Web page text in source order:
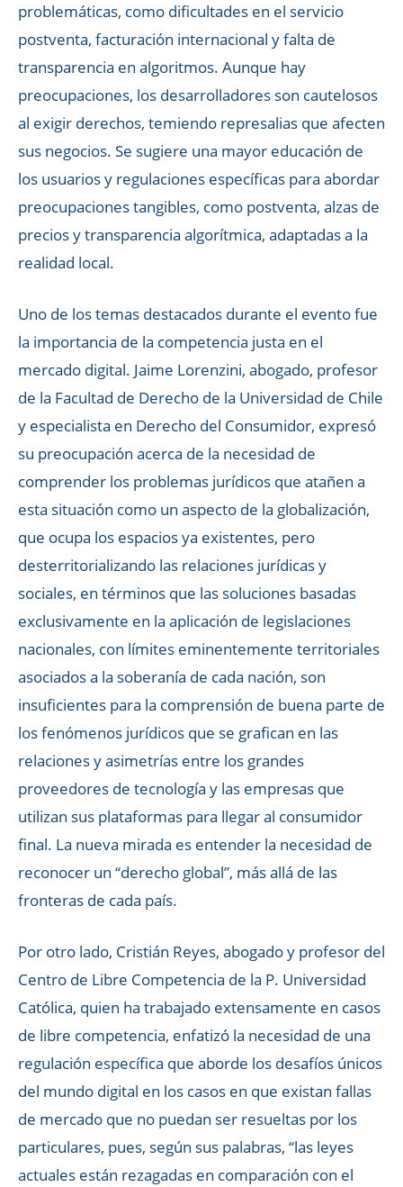
problemáticas, como dificultades en el servicio
postventa, facturación internacional y falta de
transparencia en algoritmos. Aunque hay
preocupaciones, los desarrolladores son cautelosos
al exigir derechos, temiendo represalias que afecten
sus negocios. Se sugiere una mayor educación de
los usuarios y regulaciones específicas para abordar
preocupaciones tangibles, como postventa, alzas de
precios y transparencia algorítmica, adaptadas a la
realidad local.
Uno de los temas destacados durante el evento fue
la importancia de la competencia justa en el
mercado digital. Jaime Lorenzini, abogado, profesor
de la Facultad de Derecho de la Universidad de Chile
y especialista en Derecho del Consumidor, expresó
su preocupación acerca de la necesidad de
comprender los problemas jurídicos que atañen a
esta situación como un aspecto de la globalización,
que ocupa los espacios ya existentes, pero
desterritorializando las relaciones jurídicas y
sociales, en términos que las soluciones basadas
exclusivamente en la aplicación de legislaciones
nacionales, con límites eminentemente territoriales
asociados a la soberanía de cada nación, son
insuficientes para la comprensión de buena parte de
los fenómenos jurídicos que se grafican en las
relaciones y asimetrías entre los grandes
proveedores de tecnología y las empresas que
utilizan sus plataformas para llegar al consumidor
final. La nueva mirada es entender la necesidad de
reconocer un “derecho global”, más allá de las
fronteras de cada país.
Por otro lado, Cristián Reyes, abogado y profesor del
Centro de Libre Competencia de la P. Universidad
Católica, quien ha trabajado extensamente en casos
de libre competencia, enfatizó la necesidad de una
regulación específica que aborde los desafíos únicos
del mundo digital en los casos en que existan fallas
de mercado que no puedan ser resueltas por los
particulares, pues, según sus palabras, “las leyes
actuales están rezagadas en comparación con el